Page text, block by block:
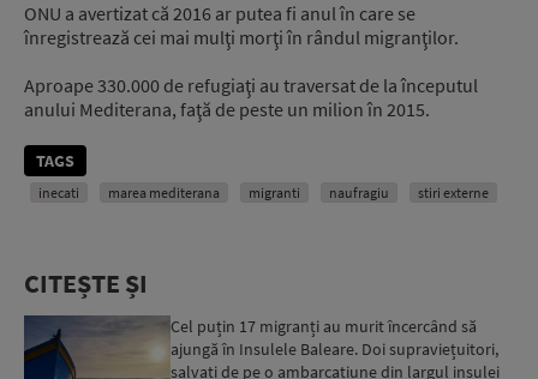
ONU a avertizat că 2016 ar putea fi anul în care se
înregistrează cei mai mulţi morţi în rândul migranţilor.
Aproape 330.000 de refugiaţi au traversat de la începutul
anului Mediterana, faţă de peste un milion în 2015.
TAGS
inecati marea mediterana migranti naufragiu stiri externe
CITEȘTE ȘI
Cel puțin 17 migranți au murit încercând să
ajungă în Insulele Baleare. Doi supraviețuitori,
salvați de pe o ambarcațiune din largul insulei